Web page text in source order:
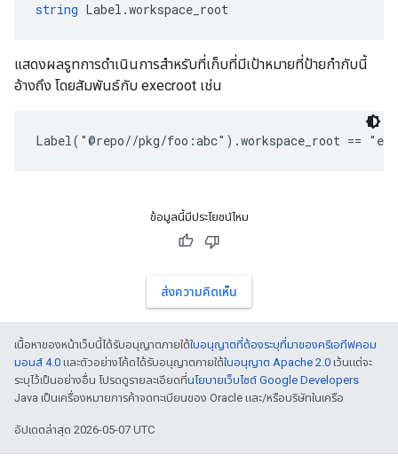
string Label.workspace_root
แสดงผลรูทการดำเนินการสำหรับที่เก็บที่มีเป้าหมายที่ป้ายกำกับนี้
อ้างถึง โดยสัมพันธ์กับ execroot เช่น
Label("@repo//pkg/foo:abc").workspace_root ==
ข้อมูลนี้มีประโยชน์ไหม
ส่งความคิดเห็น
เนื้อหาของหน้าเว็บนี้ได้รับอนุญาตภายใต้ใบอนุญาตที่ต้องระบุที่มาของครีเอทีฟคอม
มอนส์ 4.0 และตัวอย่างโค้ดได้รับอนุญาตภายใต้ใบอนุญาต Apache 2.0 เว้นแต่จะ
ระบุไว้เป็นอย่างอื่น โปรดดูรายละเอียดที่นโยบายเว็บไซต์ Google Developers
Java เป็นเครื่องหมายการค้าจดทะเบียนของ Oracle และ/หรือบริษัทในเครือ
อัปเดตล่าสุด 2026-05-07 UTC